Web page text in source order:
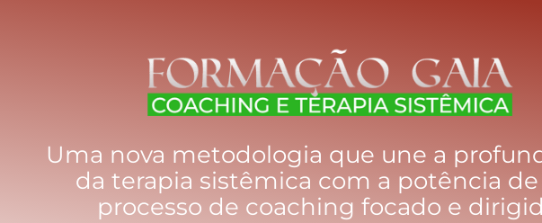
Uma nova metodologia que une a
da terapia sistêmica com a potência
processo de coaching focado e